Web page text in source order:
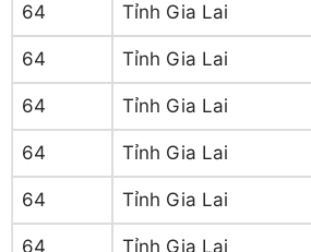
64 Tỉnh Gia Lai
64 Tỉnh Gia Lai
64 Tỉnh Gia Lai
64 Tỉnh Gia Lai
64 Tỉnh Gia Lai
64 Tỉnh Gia Lai